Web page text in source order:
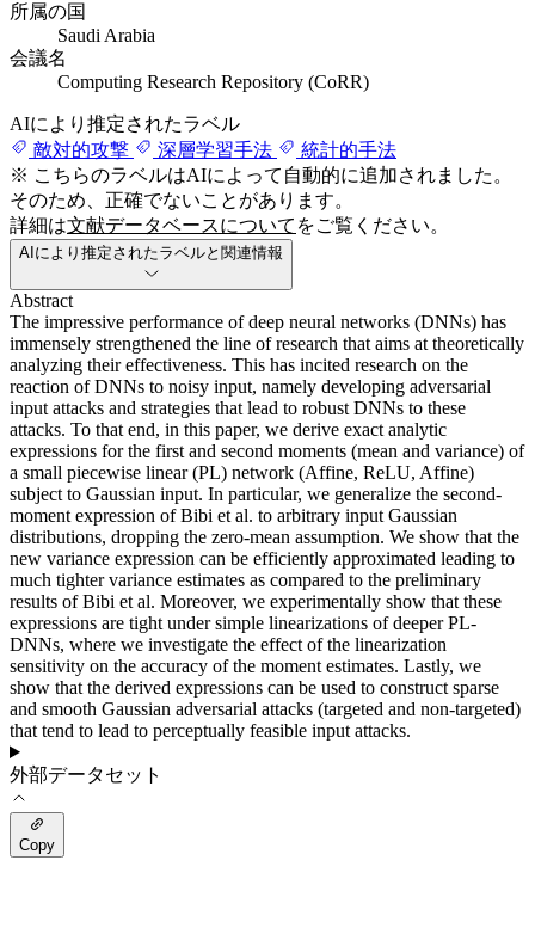
所属の国
Saudi Arabia
会議名
Computing Research Repository (CoRR)
AIにより推定されたラベル
敵対的攻撃
深層学習手法
統計的手法
※ こちらのラベルはAIによって自動的に追加されました。
そのため、正確でないことがあります。
詳細は文献データベースについて をご覧ください。
AIにより推定されたラベルと関連情報
Abstract
The impressive performance of deep neural networks (DNNs) has
immensely strengthened the line of research that aims at theoretically
analyzing their effectiveness. This has incited research on the
reaction of DNNs to noisy input, namely developing adversarial
input attacks and strategies that lead to robust DNNs to these
attacks. To that end, in this paper, we derive exact analytic
expressions for the first and second moments (mean and variance) of
a small piecewise linear (PL) network (Affine, ReLU, Affine)
subject to Gaussian input. In particular, we generalize the second-
moment expression of Bibi et al. to arbitrary input Gaussian
distributions, dropping the zero-mean assumption. We show that the
new variance expression can be efficiently approximated leading to
much tighter variance estimates as compared to the preliminary
results of Bibi et al. Moreover, we experimentally show that these
expressions are tight under simple linearizations of deeper PL-
DNNs, where we investigate the effect of the linearization
sensitivity on the accuracy of the moment estimates. Lastly, we
show that the derived expressions can be used to construct sparse
and smooth Gaussian adversarial attacks (targeted and non-targeted)
that tend to lead to perceptually feasible input attacks.
外部データセット
Copy